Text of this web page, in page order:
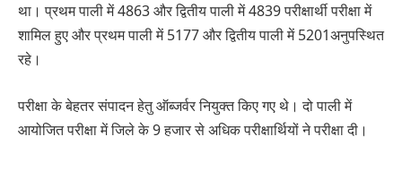
था। प्रथम पाली में 4863 और द्वितीय पाली में 4839 परीक्षार्थी परीक्षा में
शामिल हुए और प्रथम पाली में 5177 और द्वितीय पाली में 5201अनुपस्थित
रहे।
परीक्षा के बेहतर संपादन हेतु ऑब्जर्वर नियुक्त किए गए थे। दो पाली में
आयोजित परीक्षा में जिले के 9 हजार से अधिक परीक्षार्थियों ने परीक्षा दी।